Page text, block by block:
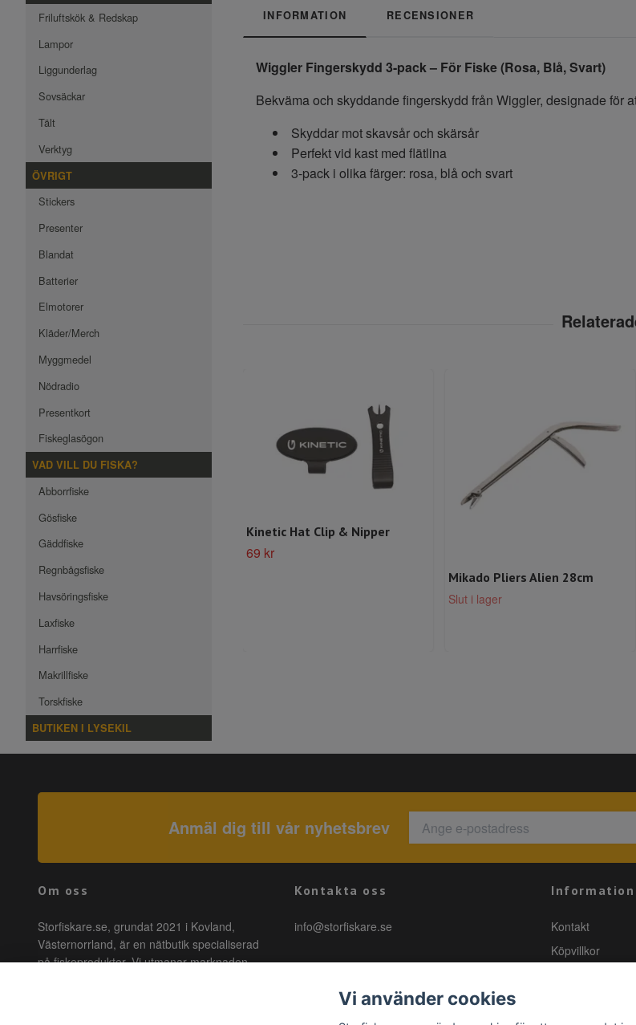
Friluftskök & Redskap
Lampor
Liggunderlag
Sovsäckar
Tält
Verktyg
ÖVRIGT
Stickers
Presenter
Blandat
Batterier
Elmotorer
Kläder/Merch
Myggmedel
Nödradio
Presentkort
Fiskeglasögon
VAD VILL DU FISKA?
Abborrfiske
Gösfiske
Gäddfiske
Regnbågsfiske
Havsöringsfiske
Laxfiske
Harrfiske
Makrillfiske
Torskfiske
BUTIKEN I LYSEKIL
INFORMATION RECENSIONER
Wiggler Fingerskydd 3-pack – För Fiske (Rosa, Blå, Svart)
Bekväma och skyddande fingerskydd från Wiggler, designade för
Skyddar mot skavsår och skärsår
Perfekt vid kast med flätlina
3-pack i olika färger: rosa, blå och svart
Kinetic Hat Clip & Nipper
69 kr
Mikado Pliers Alien 28cm
Slut i lager
Anmäl dig till vår nyhetsbrev
Om oss
Storfiskare.se, grundat 2021 i Kovland,
Västernorrland, är en nätbutik specialiserad
på fiskeprodukter. Vi utmanar marknaden
Kontakta oss
info@storfiskare.se
Information
Kontakt
Köpvillkor
Vi använder cookies